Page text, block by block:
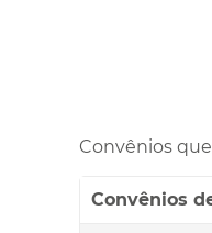
Convênios
Convênios